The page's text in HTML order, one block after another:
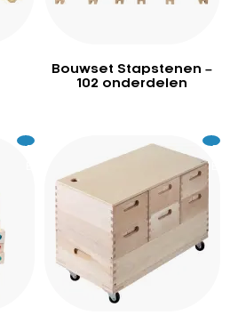
Bouwset Stapstenen –
102 onderdelen
189
Excl.
Excl.